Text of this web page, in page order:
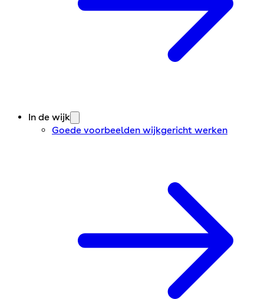
In de wijk
Goede voorbeelden wijkgericht werken